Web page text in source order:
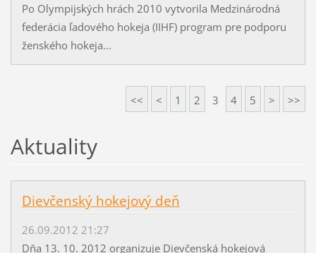
Po Olympijských hrách 2010 vytvorila Medzinárodná
federácia ľadového hokeja (IIHF) program pre podporu
ženského hokeja...
<< < 1 2 3 4 5 > >>
Aktuality
Dievčenský hokejový deň
26.09.2012 21:27
Dňa 13. 10. 2012 organizuje Dievčenská hokejová